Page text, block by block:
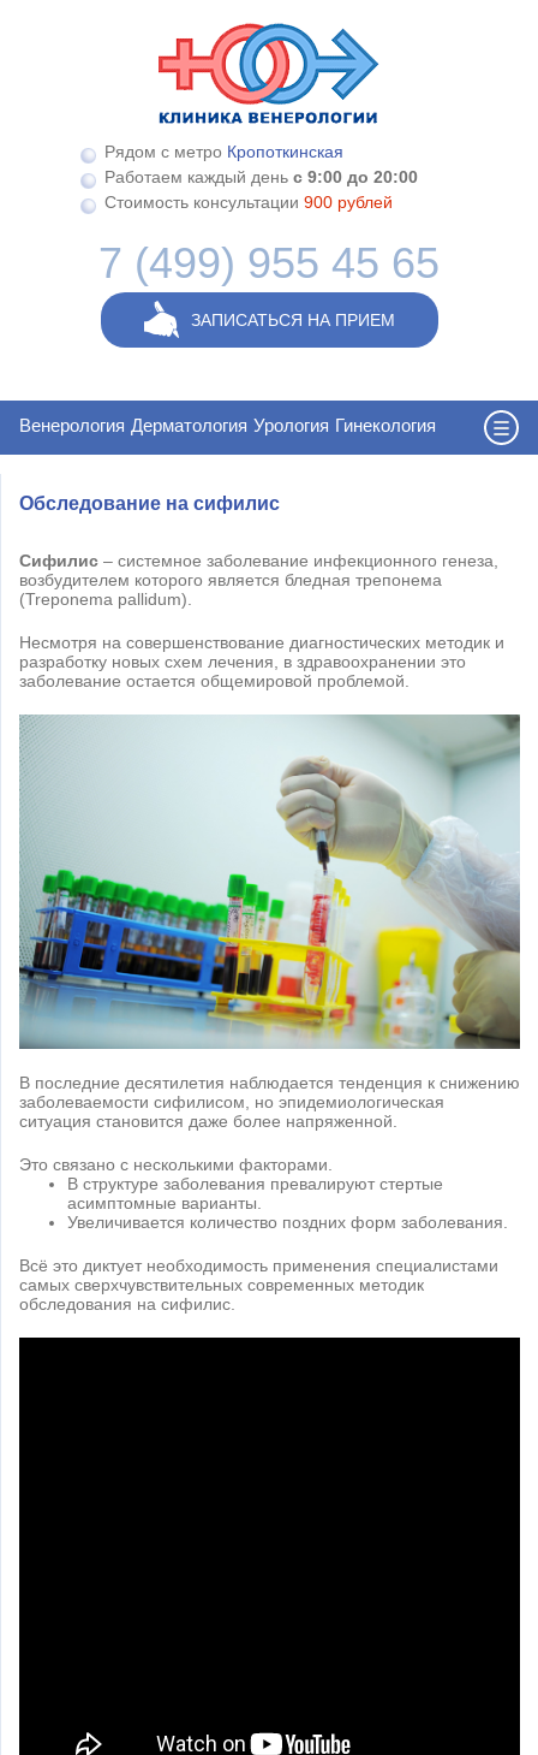
Рядом с метро Кропоткинская
Работаем каждый день с 9:00 до 20:00
Стоимость консультации 900 рублей
7 (499) 955 45 65
ЗАПИСАТЬСЯ НА ПРИЕМ
Венерология Дерматология Урология Гинекология
Обследование на сифилис
Сифилис – системное заболевание инфекционного генеза,
возбудителем которого является бледная трепонема
(Treponema pallidum).
Несмотря на совершенствование диагностических методик и
разработку новых схем лечения, в здравоохранении это
заболевание остается общемировой проблемой.
В последние десятилетия наблюдается тенденция к снижению
заболеваемости сифилисом, но эпидемиологическая
ситуация становится даже более напряженной.
Это связано с несколькими факторами.
В структуре заболевания превалируют стертые
асимптомные варианты.
Увеличивается количество поздних форм заболевания.
Всё это диктует необходимость применения специалистами
самых сверхчувствительных современных методик
обследования на сифилис.